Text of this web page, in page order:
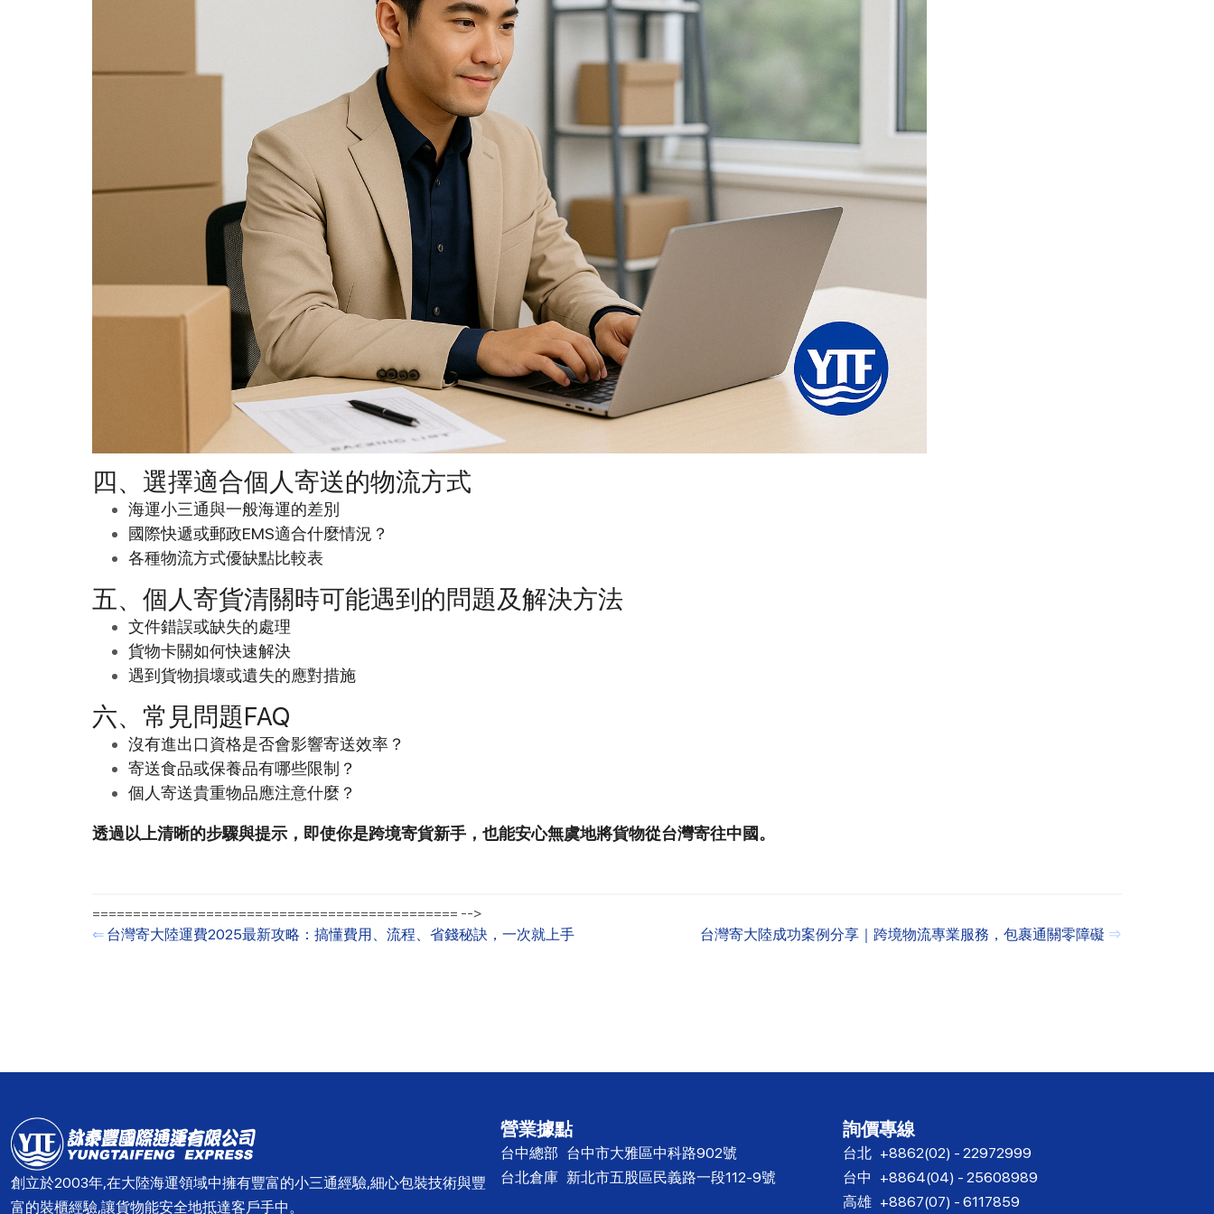
四、選擇適合個人寄送的物流方式
海運小三通與一般海運的差別
國際快遞或郵政EMS適合什麼情況？
各種物流方式優缺點比較表
五、個人寄貨清關時可能遇到的問題及解決方法
文件錯誤或缺失的處理
貨物卡關如何快速解決
遇到貨物損壞或遺失的應對措施
六、常見問題FAQ
沒有進出口資格是否會影響寄送效率？
寄送食品或保養品有哪些限制？
個人寄送貴重物品應注意什麼？
透過以上清晰的步驟與提示，即使你是跨境寄貨新手，也能安心無虞地將貨物從台灣寄往中國。
============================================= -->
⇐ 台灣寄大陸運費2025最新攻略：搞懂費用、流程、省錢秘訣，一次就上手 台灣寄大陸成功案例分享｜跨境物流專業服務，包裹通關零障礙 ⇒
創立於2003年,在大陸海運領域中擁有豐富的小三通經驗,細心包裝技術與豐
富的裝櫃經驗,讓貨物能安全地抵達客戶手中。
營業據點
台中總部 台中市大雅區中科路902號
台北倉庫 新北市五股區民義路一段112-9號
詢價專線
台北 +8862(02) - 22972999
台中 +8864(04) - 25608989
高雄 +8867(07) - 6117859